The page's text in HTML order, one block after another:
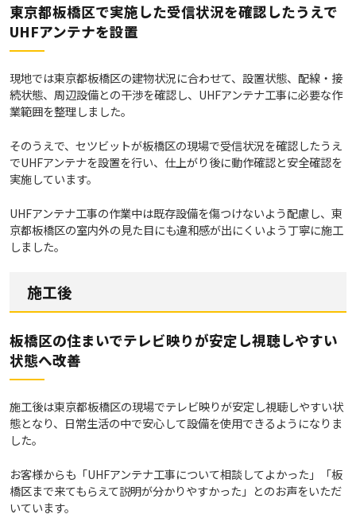
東京都板橋区で実施した受信状況を確認したうえで
UHFアンテナを設置
現地では東京都板橋区の建物状況に合わせて、設置状態、配線・接
続状態、周辺設備との干渉を確認し、UHFアンテナ工事に必要な作
業範囲を整理しました。
そのうえで、セツビットが板橋区の現場で受信状況を確認したうえ
でUHFアンテナを設置を行い、仕上がり後に動作確認と安全確認を
実施しています。
UHFアンテナ工事の作業中は既存設備を傷つけないよう配慮し、東
京都板橋区の室内外の見た目にも違和感が出にくいよう丁寧に施工
しました。
施工後
板橋区の住まいでテレビ映りが安定し視聴しやすい
状態へ改善
施工後は東京都板橋区の現場でテレビ映りが安定し視聴しやすい状
態となり、日常生活の中で安心して設備を使用できるようになりま
した。
お客様からも「UHFアンテナ工事について相談してよかった」「板
橋区まで来てもらえて説明が分かりやすかった」とのお声をいただ
いています。